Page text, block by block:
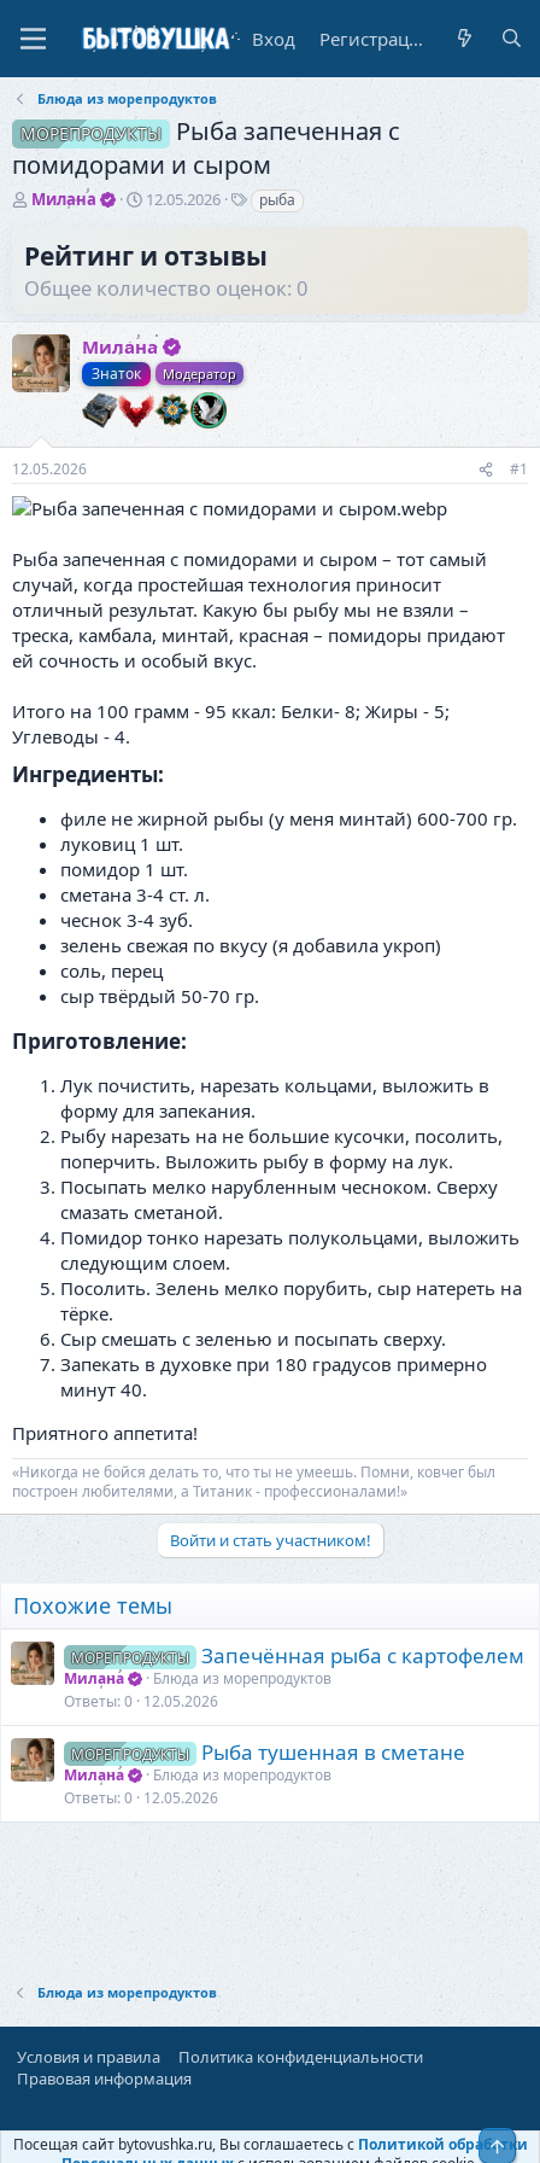
Вход Регистрация
Блюда из морепродуктов
МОРЕПРОДУКТЫ
Рыба запеченная с
помидорами и сыром
А
о
р
е
м
ы
Милана
Д
а
н
ч
а
л
а
12.05.2026
Т
и
рыба
Рейтинг и отзывы
Общее количество оценок: 0
Милана
Знаток Модератор
12.05.2026 #1
Рыба запеченная с помидорами и сыром – тот самый
случай, когда простейшая технология приносит
отличный результат. Какую бы рыбу мы не взяли –
треска, камбала, минтай, красная – помидоры придают
ей сочность и особый вкус.
Итого на 100 грамм - 95 ккал: Белки- 8; Жиры - 5;
Углеводы - 4.
Ингредиенты:​
филе не жирной рыбы (у меня минтай) 600-700 гр.
луковиц 1 шт.
помидор 1 шт.
сметана 3-4 ст. л.
чеснок 3-4 зуб.
зелень свежая по вкусу (я добавила укроп)
соль, перец
сыр твёрдый 50-70 гр.
Приготовление:​
Лук почистить, нарезать кольцами, выложить в
форму для запекания.
Рыбу нарезать на не большие кусочки, посолить,
поперчить. Выложить рыбу в форму на лук.
Посыпать мелко нарубленным чесноком. Сверху
смазать сметаной.
Помидор тонко нарезать полукольцами, выложить
следующим слоем.
Посолить. Зелень мелко порубить, сыр натереть на
тёрке.
Сыр смешать с зеленью и посыпать сверху.
Запекать в духовке при 180 градусов примерно
минут 40.
Приятного аппетита!
«Никогда не бойся делать то, что ты не умеешь. Помни, ковчег был
построен любителями, а Титаник - профессионалами!»
Войти и стать участником!
Похожие темы
МОРЕПРОДУКТЫ Запечённая рыба с картофелем
Милана
Блюда из морепродуктов
Ответы 0 12.05.2026
МОРЕПРОДУКТЫ Рыба тушенная в сметане
Милана
Блюда из морепродуктов
Ответы 0 12.05.2026
Блюда из морепродуктов
Условия и правила
Политика конфиденциальности
Правовая информация
При поддержке:«Ностальгист»
© Бытовушка, 2025-2026
Посещая сайт bytovushka.ru, Вы соглашаетесь с Политикой обработки
Верх